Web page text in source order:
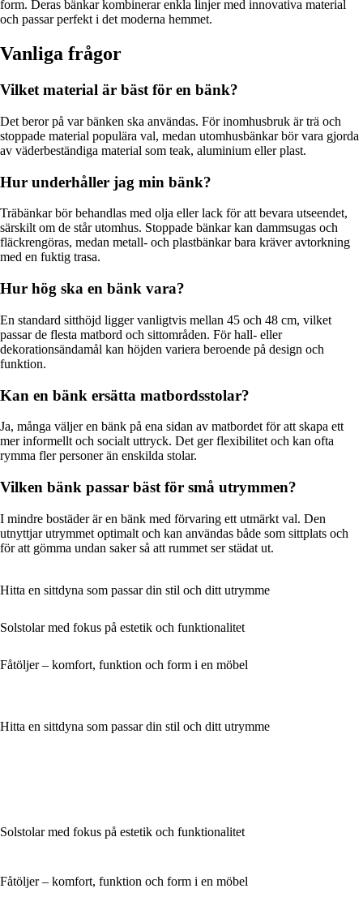
form. Deras bänkar kombinerar enkla linjer med innovativa material
och passar perfekt i det moderna hemmet.
Vanliga frågor
Vilket material är bäst för en bänk?
Det beror på var bänken ska användas. För inomhusbruk är trä och
stoppade material populära val, medan utomhusbänkar bör vara gjorda
av väderbeständiga material som teak, aluminium eller plast.
Hur underhåller jag min bänk?
Träbänkar bör behandlas med olja eller lack för att bevara utseendet,
särskilt om de står utomhus. Stoppade bänkar kan dammsugas och
fläckrengöras, medan metall- och plastbänkar bara kräver avtorkning
med en fuktig trasa.
Hur hög ska en bänk vara?
En standard sitthöjd ligger vanligtvis mellan 45 och 48 cm, vilket
passar de flesta matbord och sittområden. För hall- eller
dekorationsändamål kan höjden variera beroende på design och
funktion.
Kan en bänk ersätta matbordsstolar?
Ja, många väljer en bänk på ena sidan av matbordet för att skapa ett
mer informellt och socialt uttryck. Det ger flexibilitet och kan ofta
rymma fler personer än enskilda stolar.
Vilken bänk passar bäst för små utrymmen?
I mindre bostäder är en bänk med förvaring ett utmärkt val. Den
utnyttjar utrymmet optimalt och kan användas både som sittplats och
för att gömma undan saker så att rummet ser städat ut.
Hitta en sittdyna som passar din stil och ditt utrymme
Solstolar med fokus på estetik och funktionalitet
Fåtöljer – komfort, funktion och form i en möbel
Hitta en sittdyna som passar din stil och ditt utrymme
Solstolar med fokus på estetik och funktionalitet
Fåtöljer – komfort, funktion och form i en möbel